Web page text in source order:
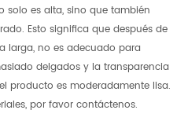
solo es alta, sino que también
Esto significa que después de
larga, no es adecuado para
delgados y la transparencia
producto es moderadamente lisa.
por favor contáctenos.